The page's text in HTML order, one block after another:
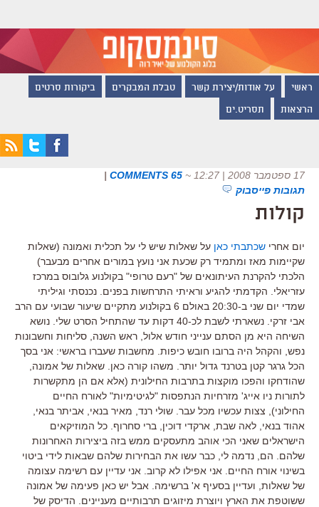
ראשי על אודות/יצירת קשר טבלת המבקרים ביקורות סרטים
הרצאות תסריט.ים
17 ספטמבר 2008 | 12:27 ~
65 COMMENTS
|
תגובות פייסבוק
קולות
יום אחרי שכתבתי כאן על שאלות שיש לי על תכלית ואמונה (שאלות
שקיימות מאז ומתמיד רק שכעת אני נועץ במורים אחרים מבעבר)
הלכתי להקרנת העיתונאים של "רעם טרופי" בקולנוע גלובוס במרכז
עזריאלי. הקדמתי להגיע וראיתי התרחשות בפנים. נכנסתי וגיליתי
שמדי יום שני ב-20:30 באולם 6 בקולנוע מתקיים שיעור שבועי עם הרב
אבי זרקי. נשארתי לשבת לכ-40 דקות עד שהתחיל הסרט שלי. נושא
השיחה היא מן הסתם ענייני חודש אלול, ראש השנה, סליחות וחשבונות
נפש, והקהל היה ברובו חובש כיפות. מחשבות שעברו בראשי: אני בסך
הכל גרגר קטן בטרנד גדול יותר. משהו קורה כאן. שאלות של אמונה,
שהודחקו והפכו מוקצות בתרבות החילונית (אלא אם הן מתקשרות
לתורות ניו אייג' מזרחיות הנתפסות "לגיטימיות" לאורח החיים
החילוני), צצות עכשיו מכל עבר. שולי רנד, מאיר בנאי, אביתר בנאי,
אהוד בנאי, לאה שבת, ארקדי דוכין, ברי סחרוף. כל המוזיקאים
הישראלים שאני הכי אוהב מתעסקים ממש בזה ביצירות האחרונות
שלהם. הם, נדמה לי, כבר עשו את הבחירות שלהם שבאות לידי ביטוי
בשינוי אורח החיים. אני אפילו לא קרוב. אני עדיין עם רשימה עצומה
של שאלות, ועדיין בסעיף א' ברשימה. אבל יש כאן פעימה של אמונה
ששוטפת את הארץ ויוצרת מיזוגים תרבותיים מעניינים. הדיסק של